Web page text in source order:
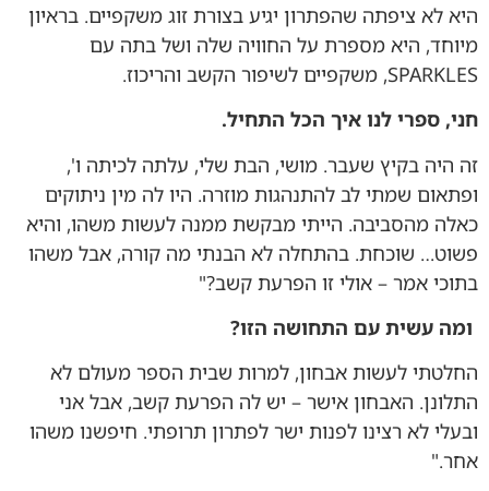
היא לא ציפתה שהפתרון יגיע בצורת זוג משקפיים. בראיון
מיוחד, היא מספרת על החוויה שלה ושל בתה עם
SPARKLES, משקפיים לשיפור הקשב והריכוז.
חני, ספרי לנו איך הכל התחיל.
זה היה בקיץ שעבר. מושי, הבת שלי, עלתה לכיתה ו',
ופתאום שמתי לב להתנהגות מוזרה. היו לה מין ניתוקים
כאלה מהסביבה. הייתי מבקשת ממנה לעשות משהו, והיא
פשוט… שוכחת. בהתחלה לא הבנתי מה קורה, אבל משהו
בתוכי אמר – אולי זו הפרעת קשב?"
ומה עשית עם התחושה הזו?
החלטתי לעשות אבחון, למרות שבית הספר מעולם לא
התלונן. האבחון אישר – יש לה הפרעת קשב, אבל אני
ובעלי לא רצינו לפנות ישר לפתרון תרופתי. חיפשנו משהו
אחר."